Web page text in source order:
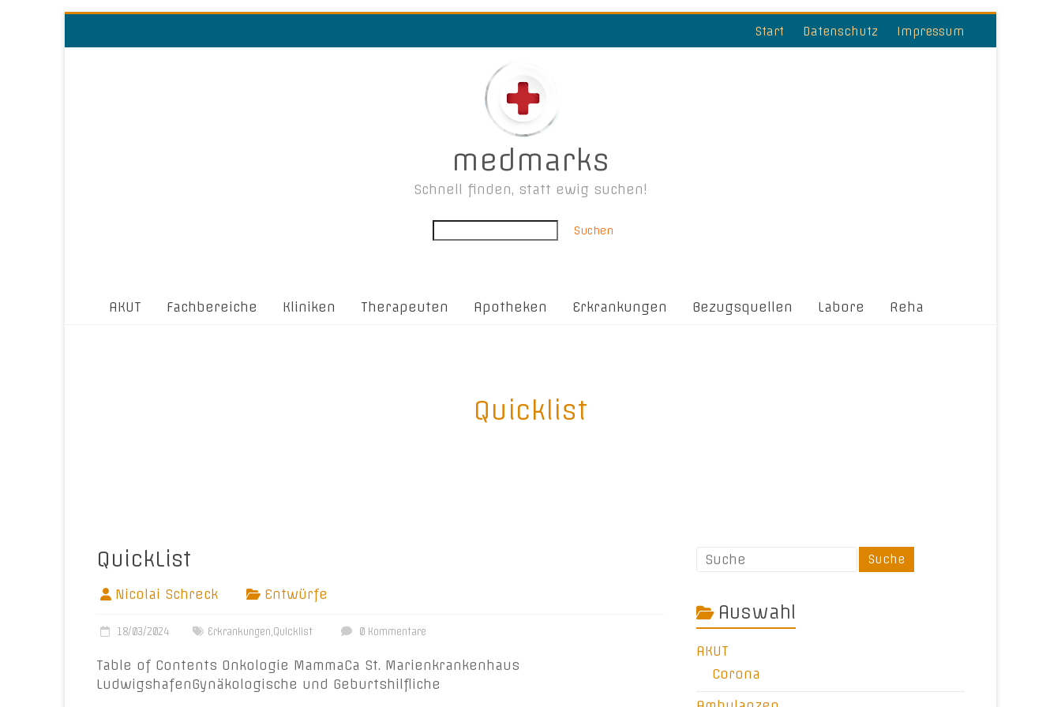
Start Datenschutz Impressum
medmarks
Schnell finden, statt ewig suchen!
Suchen
AKUT Fachbereiche Kliniken Therapeuten Apotheken Erkrankungen Bezugsquellen Labore Reha
Quicklist
QuickList
Nicolai Schreck Entwürfe
18/03/2024 Erkrankungen,Quicklist 0 Kommentare
Table of Contents Onkologie MammaCa St. Marienkrankenhaus
LudwigshafenGynäkologische und Geburtshilfliche
Auswahl
AKUT
Corona